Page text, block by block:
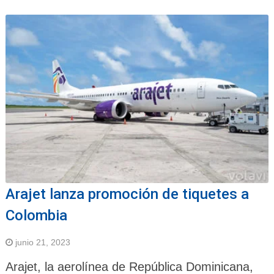
Arajet lanza promoción de tiquetes a
Colombia
junio 21, 2023
Arajet, la aerolínea de República Dominicana,